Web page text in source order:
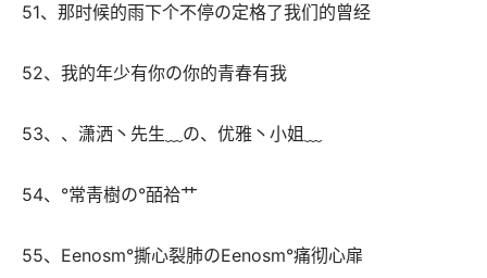
51、那时候的雨下个不停の定格了我们的曾经
52、我的年少有你の你的青春有我
53、、潇洒丶先生﹏の、优雅丶小姐﹏
54、°常靑樹の°皕祫艹
55、Eenosm°撕心裂肺のEenosm°痛彻心扉